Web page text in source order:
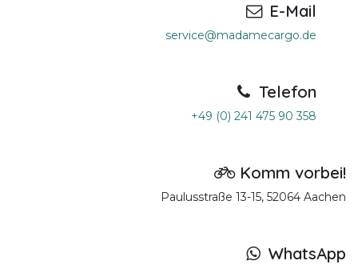
E-Mail
service@madamecargo.de
Telefon
+49 (0) 241 475 90 358
Komm vorbei!
Paulusstraße 13-15, 52064 Aachen
WhatsApp